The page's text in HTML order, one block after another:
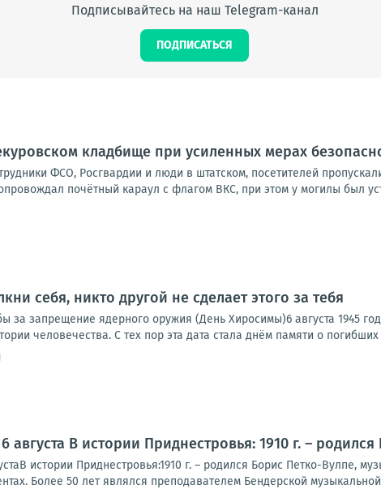
Подписывайтесь на наш Telegram-канал
ПОДПИСАТЬСЯ
кладбище при усиленных мерах
ФСО, Росгвардии и люди в штатском, посетителей
почётный караул с флагом ВКС, при этом у могилы был
себя, никто другой не сделает этого за тебя
за запрещение ядерного оружия (День Хиросимы)6 августа 1945
человечества. С тех пор эта дата стала днём памяти о погибших
В истории Приднестровья: 1910 г. –
истории Приднестровья:1910 г. – родился Борис Петко-Вулпе,
Более 50 лет являлся преподавателем Бендерской